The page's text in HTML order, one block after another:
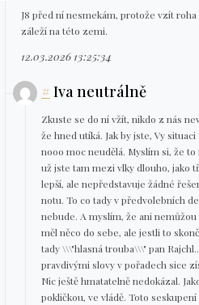
J8 před ní nesmekám, protože vzít
záleží na této zemi.
12.03.2026 13:25:34
#Iva neutrálně
Zkuste se do ní vžít, nikdo z nás
že hned utíká. Jak by jste, Vy
nooo moc neudělá. Myslím si, že
už jste tam mezi vlky dlouho, jako
lepší, ale nepředstavuje žádné
notu. To co tady v předvolebních
nebude. A myslím, že ani
měl něco do sebe, ale jestli to
tady \\\"hlasná trouba\\\" pan
pravdivými slovy v pořadech sice
Nic ještě hmatatelně nedokázal.
pokličkou, ve vládě. Toto